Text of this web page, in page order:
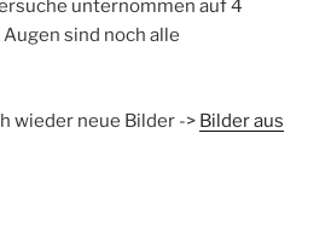
unternommen auf 4
sind noch alle
wieder neue Bilder -> Bilder aus